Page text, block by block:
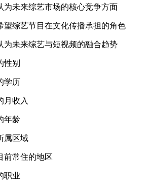
为未来综艺市场的核心竞争方面
望综艺节目在文化传播承担的角色
为未来综艺与短视频的融合趋势
性别
学历
月收入
年龄
属区域
前常住的地区
职业